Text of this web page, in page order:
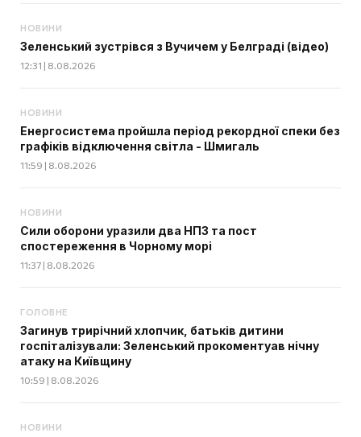
НОВИНИ
Зеленський зустрівся з Вучичем у Белграді (відео)
12:31 | 8.08.2026
НОВИНИ
Енергосистема пройшла період рекордної спеки без
графіків відключення світла - Шмигаль
11:59 | 8.08.2026
НОВИНИ
Сили оборони уразили два НПЗ та пост
спостереження в Чорному морі
11:37 | 8.08.2026
ГОЛОВНЕ
Загинув трирічний хлопчик, батьків дитини
госпіталізували: Зеленський прокоментуав нічну
атаку на Київщину
10:59 | 8.08.2026
НОВИНИ